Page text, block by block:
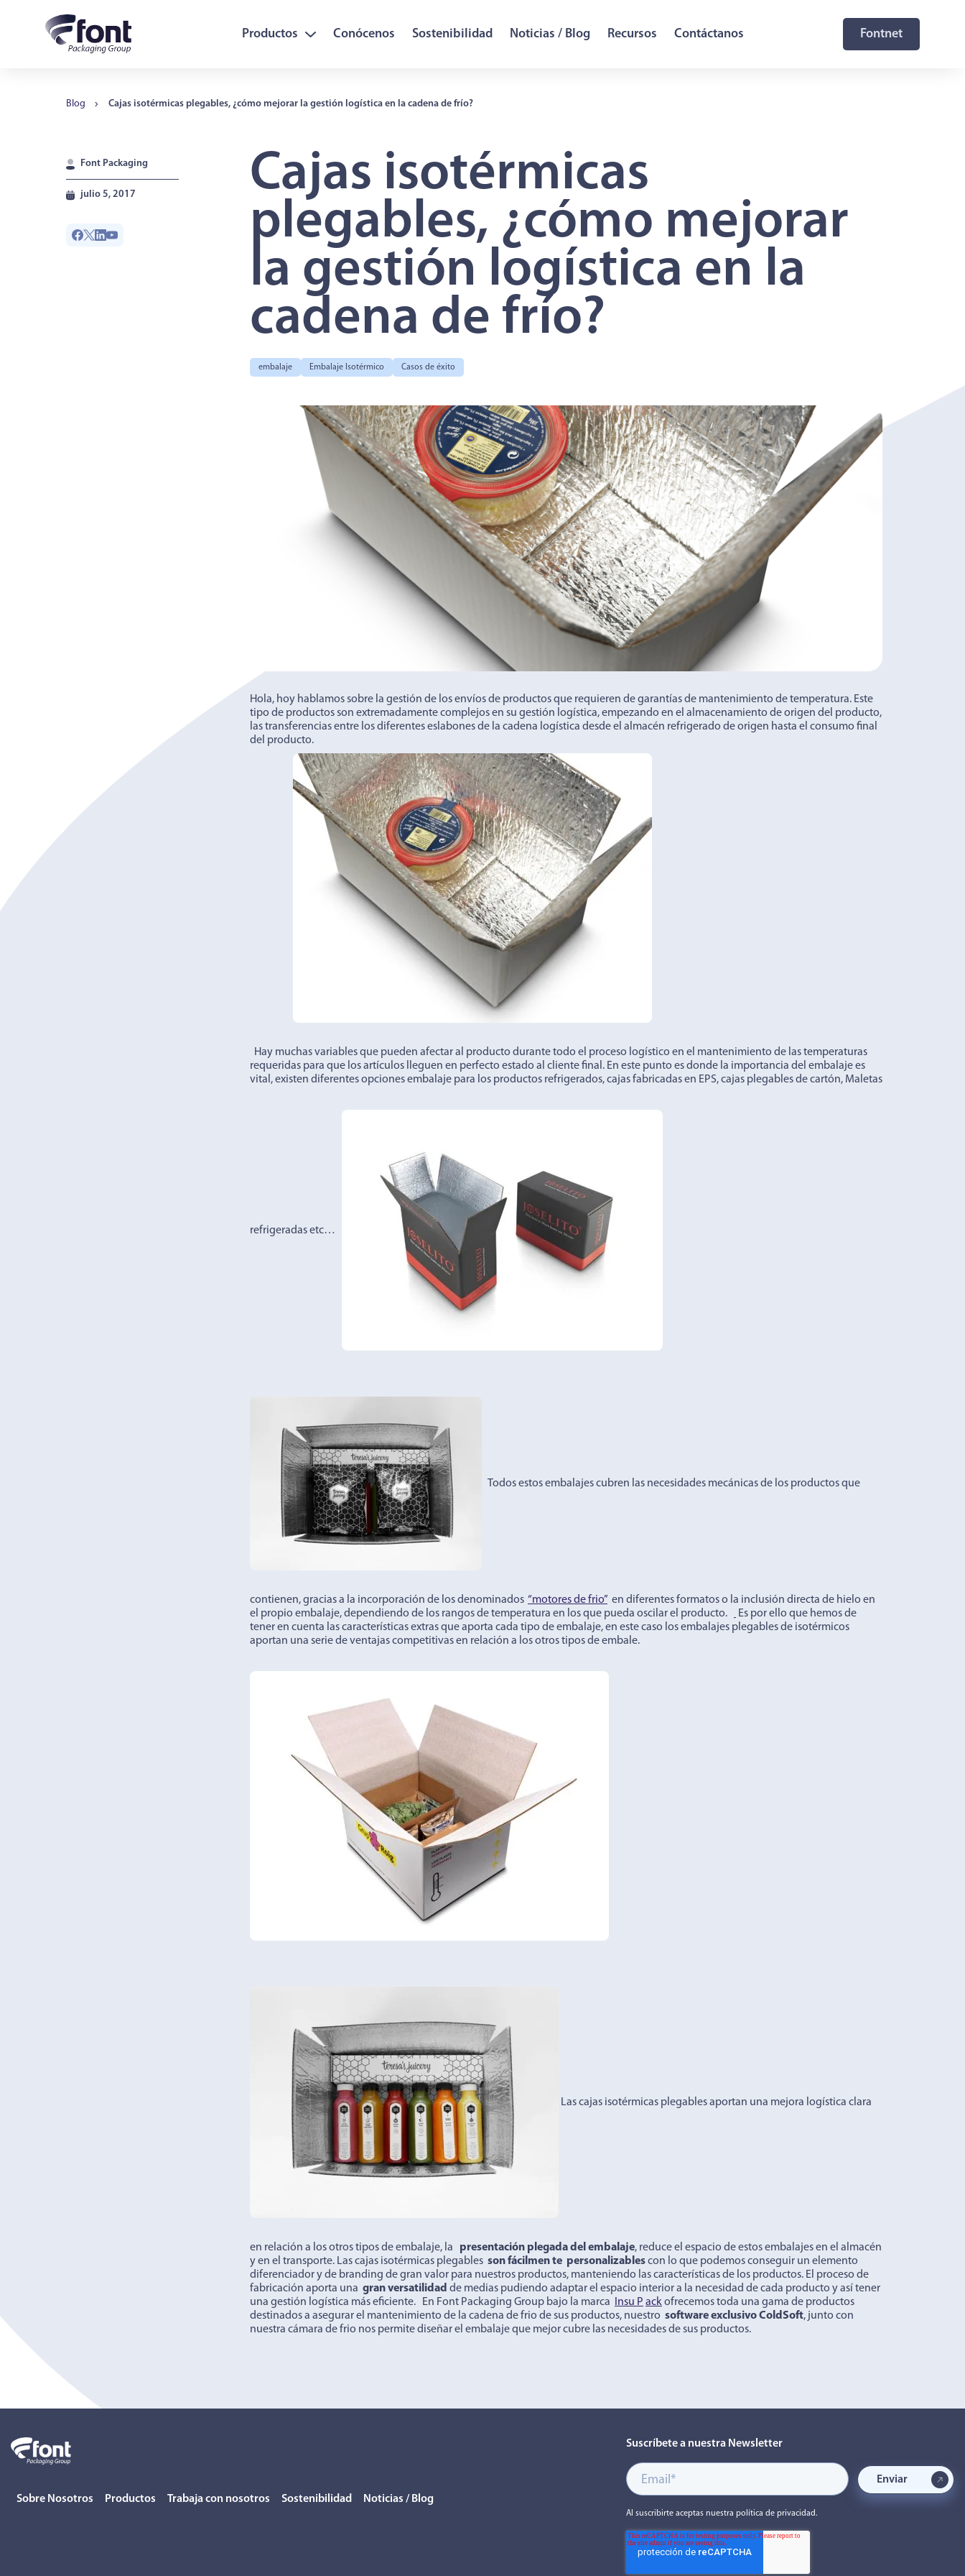
Productos Conócenos Sostenibilidad Noticias / Blog Recursos Contáctanos Fontnet
Blog Cajas isotérmicas plegables, ¿cómo mejorar la gestión logística en la cadena de frío?
Font Packaging
julio 5, 2017
Cajas isotérmicas
plegables, ¿cómo mejorar
la gestión logística en la
cadena de frío?
embalaje Embalaje Isotérmico Casos de éxito
Hola, hoy hablamos sobre la gestión de los envíos de productos que requieren de garantías de mantenimiento de temperatura. Este
tipo de productos son extremadamente complejos en su gestión logística, empezando en el almacenamiento de origen del producto,
las transferencias entre los diferentes eslabones de la cadena logística desde el almacén refrigerado de origen hasta el consumo final
del producto.
Hay muchas variables que pueden afectar al producto durante todo el proceso logístico en el mantenimiento de las temperaturas
requeridas para que los artículos lleguen en perfecto estado al cliente final. En este punto es donde la importancia del embalaje es
vital, existen diferentes opciones embalaje para los productos refrigerados, cajas fabricadas en EPS, cajas plegables de cartón, Maletas
refrigeradas etc…
Todos estos embalajes cubren las necesidades mecánicas de los productos que
contienen, gracias a la incorporación de los denominados “motores de frio” en diferentes formatos o la inclusión directa de hielo en
el propio embalaje, dependiendo de los rangos de temperatura en los que pueda oscilar el producto.
Es por ello que hemos de
tener en cuenta las características extras que aporta cada tipo de embalaje, en este caso los embalajes plegables de isotérmicos
aportan una serie de ventajas competitivas en relación a los otros tipos de embale.
Las cajas isotérmicas plegables aportan una mejora logística clara
en relación a los otros tipos de embalaje, la presentación plegada del embalaje, reduce el espacio de estos embalajes en el almacén
y en el transporte. Las cajas isotérmicas plegables son fácilmente personalizablescon lo que podemos conseguir un elemento
diferenciador y de branding de gran valor para nuestros productos, manteniendo las características de los productos. El proceso de
fabricación aporta una gran versatilidad de medias pudiendo adaptar el espacio interior a la necesidad de cada producto y así tener
una gestión logística más eficiente. En Font Packaging Group bajo la marca
Insu P ackofrecemos toda una gama de productos
destinados a asegurar el mantenimiento de la cadena de frio de sus productos, nuestro software exclusivo ColdSoft, junto con
nuestra cámara de frio nos permite diseñar el embalaje que mejor cubre las necesidades de sus productos.
Sobre Nosotros Productos Trabaja con nosotros Sostenibilidad Noticias / Blog
Suscríbete a nuestra Newsletter
Al suscribirte aceptas nuestra política de privacidad.